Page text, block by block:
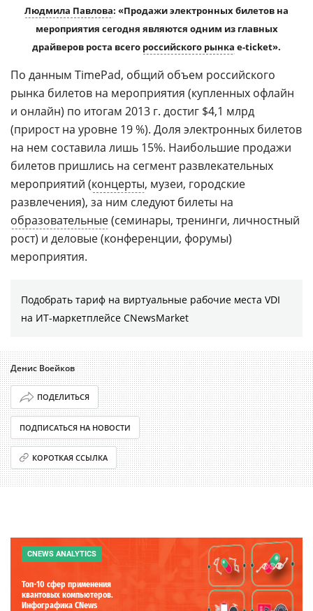
Людмила Павлова: «Продажи электронных билетов на
мероприятия сегодня являются одним из главных
драйверов роста всего российского рынка e-ticket».
По данным TimePad, общий объем российского
рынка билетов на мероприятия (купленных офлайн
и онлайн) по итогам 2013 г. достиг $4,1 млрд
(прирост на уровне 19 %). Доля электронных билетов
на нем составила лишь 15%. Наибольшие продажи
билетов пришлись на сегмент развлекательных
мероприятий (концерты, музеи, городские
развлечения), за ним следуют билеты на
образовательные(семинары, тренинги, личностный
рост) и деловые (конференции, форумы)
мероприятия.
Подобрать тариф на виртуальные рабочие места VDI
на ИТ-маркетплейсе CNewsMarket
Денис Воейков
ПОДЕЛИТЬСЯ
ПОДПИСАТЬСЯ НА НОВОСТИ
КОРОТКАЯ ССЫЛКА
CNEWS ANALYTICS
Топ-10 сфер применения
квантовых компьютеров.
Инфографика CNews